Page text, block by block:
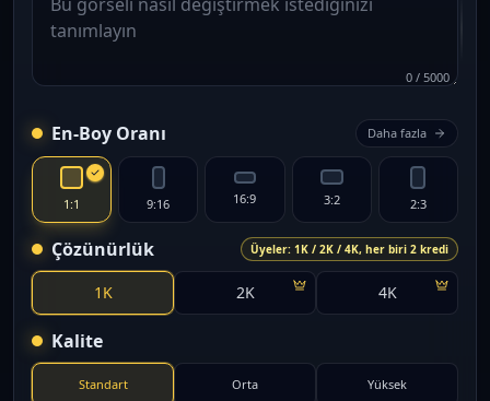
0 / 5000
En-Boy Oranı Daha fazla
1:1 9:16 16:9 3:2 2:3
Çözünürlük Üyeler: 1K / 2K / 4K, her biri 2 kredi
1K 2K 4K
Kalite
Standart Orta Yüksek